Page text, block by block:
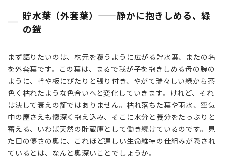
静か
に抱
きし
る、
緑の
鎧
2.2
胞子
葉
鹿の
角の
よう
貯水葉（外套葉）——静かに抱きしめる、緑
の鎧
まず語りたいのは、株元を覆うように広がる貯水葉、またの名
を外套葉です。この葉は、まるで我が子を抱きしめる母の腕の
ように、幹や板にぴたりと張り付き、やがて瑞々しい緑から茶
色く枯れたような色合いへと変化していきます。けれど、それ
は決して衰えの証ではありません。枯れ落ちた葉や雨水、空気
中の塵さえも懐深く抱え込み、そこに水分と養分をたっぷりと
蓄える、いわば天然の貯蔵庫として働き続けているのです。見
た目の儚さの奥に、これほど逞しい生命維持の仕組みが隠され
ているとは、なんと奥深いことでしょうか。